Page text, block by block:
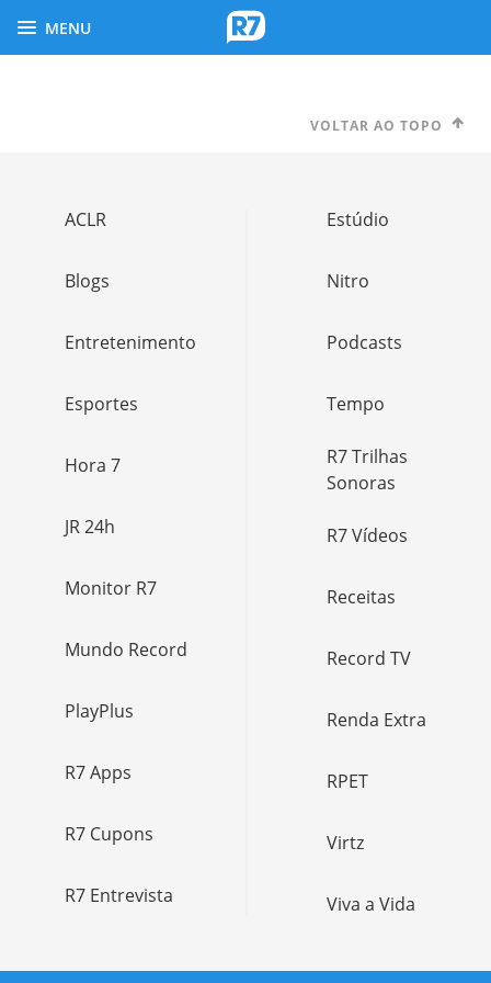
MENU
VOLTAR AO TOPO
ACLR
Blogs
Entretenimento
Esportes
Hora 7
JR 24h
Monitor R7
Mundo Record
PlayPlus
R7 Apps
R7 Cupons
R7 Entrevista
Estúdio
Nitro
Podcasts
Tempo
R7 Trilhas
Sonoras
R7 Vídeos
Receitas
Record TV
Renda Extra
RPET
Virtz
Viva a Vida